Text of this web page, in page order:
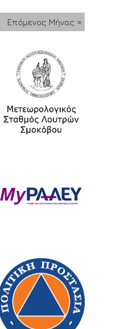
Επόμενος Μήνας »